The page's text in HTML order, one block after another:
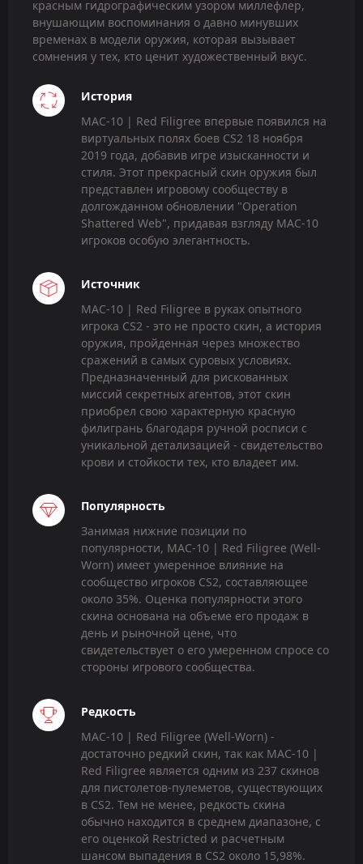
красным гидрографическим узором миллефлер,
внушающим воспоминания о давно минувших
временах в модели оружия, которая вызывает
сомнения у тех, кто ценит художественный вкус.
История
MAC-10 | Red Filigree впервые появился на
виртуальных полях боев CS2 18 ноября
2019 года, добавив игре изысканности и
стиля. Этот прекрасный скин оружия был
представлен игровому сообществу в
долгожданном обновлении "Operation
Shattered Web", придавая взгляду MAC-10
игроков особую элегантность.
Источник
MAC-10 | Red Filigree в руках опытного
игрока CS2 - это не просто скин, а история
оружия, пройденная через множество
сражений в самых суровых условиях.
Предназначенный для рискованных
миссий секретных агентов, этот скин
приобрел свою характерную красную
филигрань благодаря ручной росписи с
уникальной детализацией - свидетельство
крови и стойкости тех, кто владеет им.
Популярность
Занимая нижние позиции по
популярности, MAC-10 | Red Filigree (Well-
Worn) имеет умеренное влияние на
сообщество игроков CS2, составляющее
около 35%. Оценка популярности этого
скина основана на объеме его продаж в
день и рыночной цене, что
свидетельствует о его умеренном спросе со
стороны игрового сообщества.
Редкость
MAC-10 | Red Filigree (Well-Worn) -
достаточно редкий скин, так как MAC-10 |
Red Filigree является одним из 237 скинов
для пистолетов-пулеметов, существующих
в CS2. Тем не менее, редкость скина
обычно находится в среднем диапазоне, с
его оценкой Restricted и расчетным
шансом выпадения в CS2 около 15,98%.